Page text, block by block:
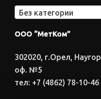
Без категории
ООО “МетКом”
302020, г.Орел,
оф. №5
тел: +7 (4862) 78-10-46